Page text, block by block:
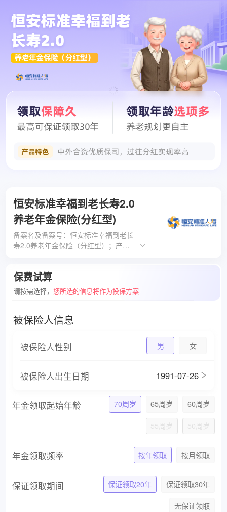
恒安标准幸福到老长寿2.0
养老年金保险(分红型)
备案名及备案号：恒安标准幸福到老长
寿2.0养老年金保险（分红型）；产品条
司字[2026]111号
保费试算
请按需选择，您所选的信息将作为投保方案
被保险人信息
被保险人性别 男 女
被保险人出生日期 1991-07-26
年金领取起始年龄 70周岁 65周岁 60周岁
年金领取频率 按年领取 按月领取
保证领取期间 保证领取20年 保证领取30年
无保证领取